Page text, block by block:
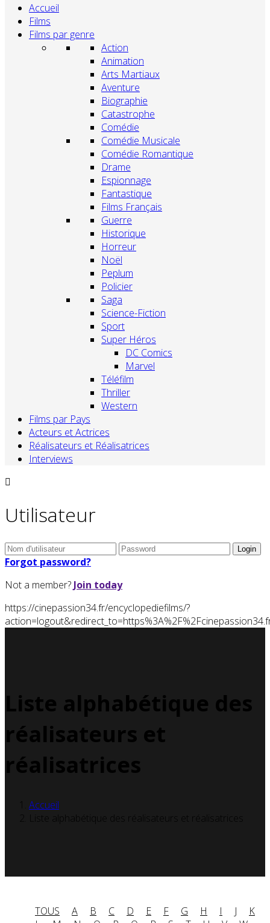
Accueil
Films
Films par genre
Action
Animation
Arts Martiaux
Aventure
Biographie
Catastrophe
Comédie
Comédie Musicale
Comédie Romantique
Drame
Espionnage
Fantastique
Films Français
Guerre
Historique
Horreur
Noël
Peplum
Policier
Saga
Science-Fiction
Sport
Super Héros
DC Comics
Marvel
Téléfilm
Thriller
Western
Films par Pays
Acteurs et Actrices
Réalisateurs et Réalisatrices
Interviews
Utilisateur
Forgot password?
Not a member? Join today
https://cinepassion34.fr/encyclopediefilms/?
Liste alphabétique des
réalisateurs et
réalisatrices
Accueil
Liste alphabétique des réalisateurs et réalisatrices
TOUS A B C D E F G H I J
K